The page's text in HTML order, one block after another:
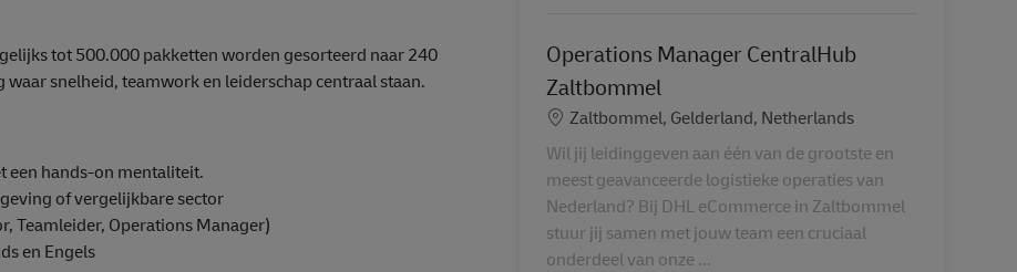
tot 500.000 pakketten worden gesorteerd naar 240
snelheid, teamwork en leiderschap centraal staan.
een hands-on mentaliteit.
of vergelijkbare sector
Teamleider, Operations Manager)
en Engels
Operations Manager CentralHub
Zaltbommel
Konum
Zaltbommel, Gelderland, Netherlands
Wil jij leidinggeven aan één van de grootste en
meest geavanceerde logistieke operaties van
Nederland? Bij DHL eCommerce in Zaltbommel
stuur jij samen met jouw team een cruciaal
onderdeel van onze ...